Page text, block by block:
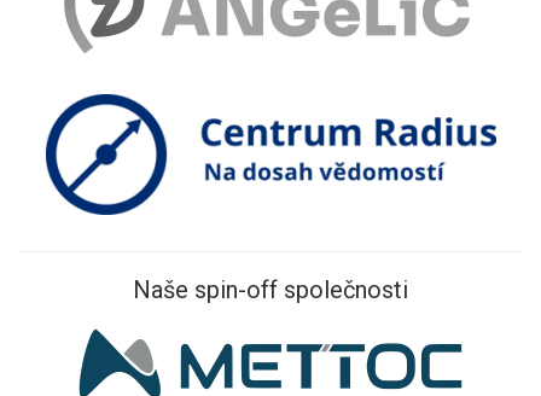
Naše spin-off společnosti